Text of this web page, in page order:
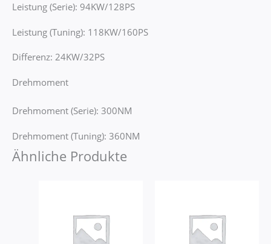
Leistung (Serie): 94KW/128PS
Leistung (Tuning): 118KW/160PS
Differenz: 24KW/32PS
Drehmoment
Drehmoment (Serie): 300NM
Drehmoment (Tuning): 360NM
Ähnliche Produkte